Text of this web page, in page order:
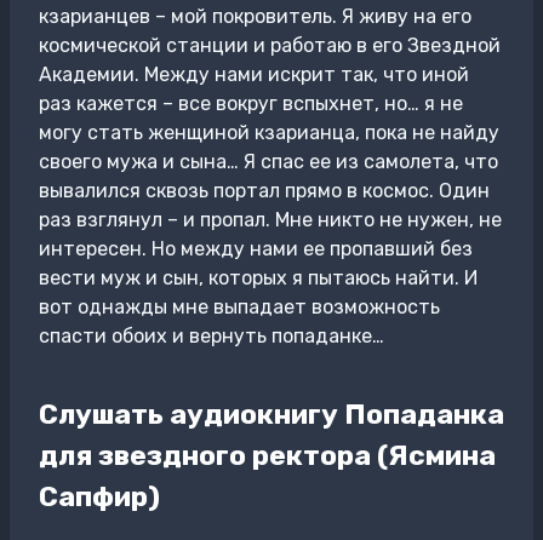
кзарианцев – мой покровитель. Я живу на его
космической станции и работаю в его Звездной
Академии. Между нами искрит так, что иной
раз кажется – все вокруг вспыхнет, но… я не
могу стать женщиной кзарианца, пока не найду
своего мужа и сына… Я спас ее из самолета, что
вывалился сквозь портал прямо в космос. Один
раз взглянул – и пропал. Мне никто не нужен, не
интересен. Но между нами ее пропавший без
вести муж и сын, которых я пытаюсь найти. И
вот однажды мне выпадает возможность
спасти обоих и вернуть попаданке…
Слушать аудиокнигу Попаданка
для звездного ректора (Ясмина
Сапфир)